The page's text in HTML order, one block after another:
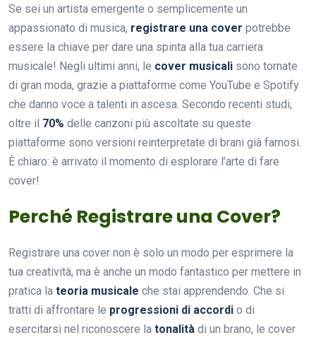
Se sei un artista emergente o semplicemente un
appassionato di musica, registrare una cover potrebbe
essere la chiave per dare una spinta alla tua carriera
musicale! Negli ultimi anni, le cover musicali sono tornate
di gran moda, grazie a piattaforme come YouTube e Spotify
che danno voce a talenti in ascesa. Secondo recenti studi,
oltre il 70% delle canzoni più ascoltate su queste
piattaforme sono versioni reinterpretate di brani già famosi.
È chiaro: è arrivato il momento di esplorare l’arte di fare
cover!
Perché Registrare una Cover?
Registrare una cover non è solo un modo per esprimere la
tua creatività, ma è anche un modo fantastico per mettere in
pratica la teoria musicale che stai apprendendo. Che si
tratti di affrontare le progressioni di accordi o di
esercitarsi nel riconoscere la tonalità di un brano, le cover